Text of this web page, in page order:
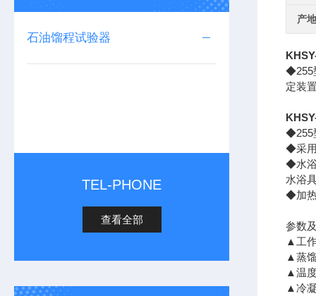
石油馏程试验器
TEL-PHONE
查看全部
产
◆255
定装
◆255
◆采用
◆水浴
水浴
◆加热
参数
▲工
▲蒸
▲温
▲冷